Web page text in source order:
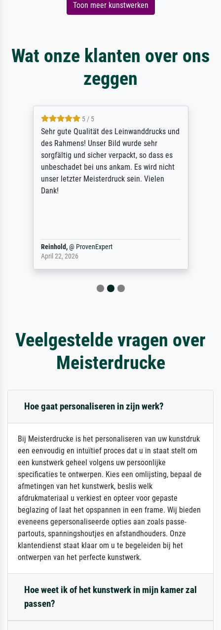
Toon meer kunstwerken
Wat onze klanten over ons
zeggen
5 / 5
Sehr gute Qualität des Leinwanddrucks und
des Rahmens! Unser Bild wurde sehr
sorgfältig und sicher verpackt, so dass es
unbeschadet bei uns ankam. Es wird nicht
unser letzter Meisterdruck sein. Vielen
Dank!
Reinhold,@ ProvenExpert
April 22, 2026
Veelgestelde vragen over
Meisterdrucke
Hoe gaat personaliseren in zijn werk?
Bij Meisterdrucke is het personaliseren van uw kunstdruk
een eenvoudig en intuïtief proces dat u in staat stelt om
een kunstwerk geheel volgens uw persoonlijke
specificaties te ontwerpen. Kies een omlijsting, bepaal de
afmetingen van het kunstwerk, beslis welk
afdrukmateriaal u verkiest en opteer voor gepaste
beglazing of laat het opspannen in een frame. Wij bieden
eveneens gepersonaliseerde opties aan zoals passe-
partouts, spanningshoutjes en afstandhouders. Onze
klantendienst staat klaar om u te begeleiden bij het
ontwerpen van het perfecte kunstwerk.
Hoe weet ik of het kunstwerk in mijn kamer zal
passen?